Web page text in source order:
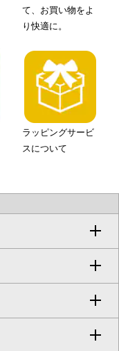
て、お買い物をよ
り快適に。
ラッピングサービ
スについて